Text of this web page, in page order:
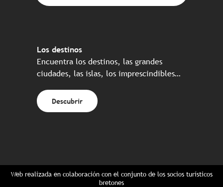
Los destinos
Encuentra los destinos, las grandes
ciudades, las islas, los imprescindibles…
Descubrir
Web realizada en colaboración con el conjunto de los socios turísticos
bretones